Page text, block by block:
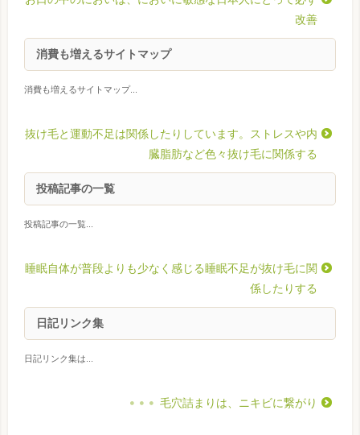
改善
消費も増えるサイトマップ
消費も増えるサイトマップ...
抜け毛と運動不足は関係したりしています。ストレスや内
臓脂肪など色々抜け毛に関係する
投稿記事の一覧
投稿記事の一覧...
睡眠自体が普段よりも少なく感じる睡眠不足が抜け毛に関
係したりする
日記リンク集
日記リンク集は...
毛穴詰まりは、ニキビに繋がり